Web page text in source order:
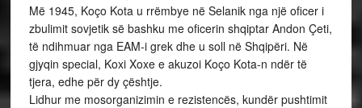
Më 1945, Koço Kota u rrëmbye në Selanik nga një oficer i
zbulimit sovjetik së bashku me oficerin shqiptar Andon Çeti,
të ndihmuar nga EAM-i grek dhe u soll në Shqipëri. Në
gjyqin special, Koxi Xoxe e akuzoi Koço Kota-n ndër të
tjera, edhe për dy çështje.
Lidhur me mosorganizimin e rezistencës, kundër pushtimit